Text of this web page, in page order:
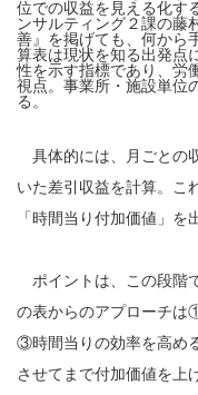
位での収益を見える化す
ンサルティング２課の藤
善』を掲げても、何から
算表は現状を知る出発点
性を示す指標であり、労
視点。事業所・施設単位
る。
具体的には、月ごとの
いた差引収益を計算。こ
「時間当り付加価値」を
ポイントは、この段階
の表からのアプローチ
③時間当りの効率を高め
させてまで付加価値を上